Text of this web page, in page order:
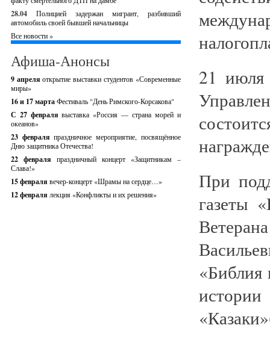
28.04
Полицией задержан мигрант, разбивший
автомобиль своей бывшей начальницы
Все новости »
Афиша-Анонсы
9 апреляоткрытие выставки студентов «Современные
миры»
16 и 17 мартаФестиваль "День Римского-Корсакова"
С 27 февралявыставка «Россия — страна морей и
океанов»
23 февраляпраздничное мероприятие, посвящённое
Дню защитника Отечества!
22 февраля праздничный концерт «Защитникам –
Слава!»
15 февраля вечер-концерт «Шрамы на сердце…»
12 февраля лекция «Конфликты и их решения»
21 июля
При
газеты
«Библия